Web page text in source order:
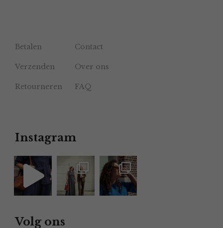
Betalen Contact
Verzenden Over ons
Retourneren FAQ
Instagram
Volg ons